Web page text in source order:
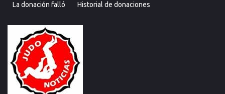
La donación falló Historial de donaciones